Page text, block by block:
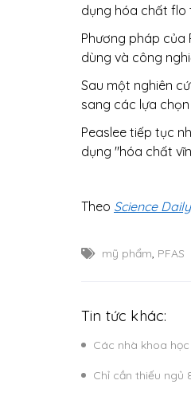
dụng hóa chất flo
Phương pháp của
dùng và công
Sau một nghiên
sang các lựa
Peaslee tiếp tục
dụng "hóa chất
Theo Science Daily
mỹ phẩm, PFAS
Tin tức khác:
Các nhà khoa
Chỉ cần thiếu ngủ